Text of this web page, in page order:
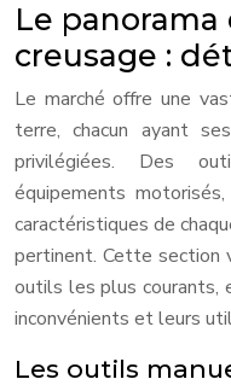
Le
creusage :
Le marché offre une
terre, chacun ayant
privilégiées. Des
équipements
caractéristiques de
pertinent. Cette section
outils les plus courants,
inconvénients et leurs
Les outils